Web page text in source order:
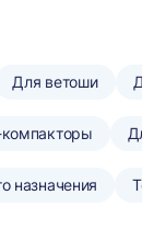
Для ветоши
назначения